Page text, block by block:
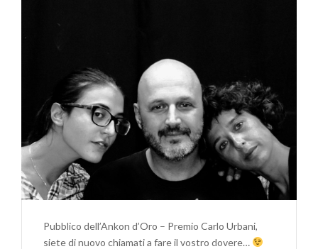
Pubblico dell’Ankon d’Oro – Premio Carlo Urbani,
siete di nuovo chiamati a fare il vostro dovere…